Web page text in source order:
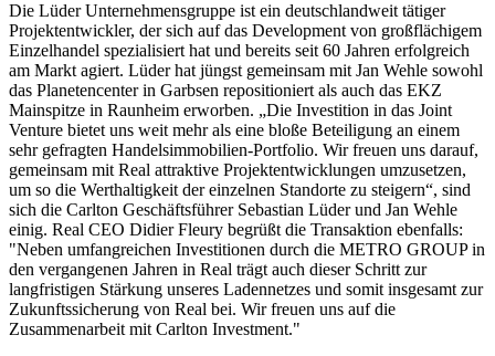
Die Lüder Unternehmensgruppe ist ein deutschlandweit tätiger
Projektentwickler, der sich auf das Development von großflächigem
Einzelhandel spezialisiert hat und bereits seit 60 Jahren erfolgreich
am Markt agiert. Lüder hat jüngst gemeinsam mit Jan Wehle sowohl
das Planetencenter in Garbsen repositioniert als auch das EKZ
Mainspitze in Raunheim erworben. „Die Investition in das Joint
Venture bietet uns weit mehr als eine bloße Beteiligung an einem
sehr gefragten Handelsimmobilien-Portfolio. Wir freuen uns darauf,
gemeinsam mit Real attraktive Projektentwicklungen umzusetzen,
um so die Werthaltigkeit der einzelnen Standorte zu steigern“, sind
sich die Carlton Geschäftsführer Sebastian Lüder und Jan Wehle
einig. Real CEO Didier Fleury begrüßt die Transaktion ebenfalls:
"Neben umfangreichen Investitionen durch die METRO GROUP in
den vergangenen Jahren in Real trägt auch dieser Schritt zur
langfristigen Stärkung unseres Ladennetzes und somit insgesamt zur
Zukunftssicherung von Real bei. Wir freuen uns auf die
Zusammenarbeit mit Carlton Investment."